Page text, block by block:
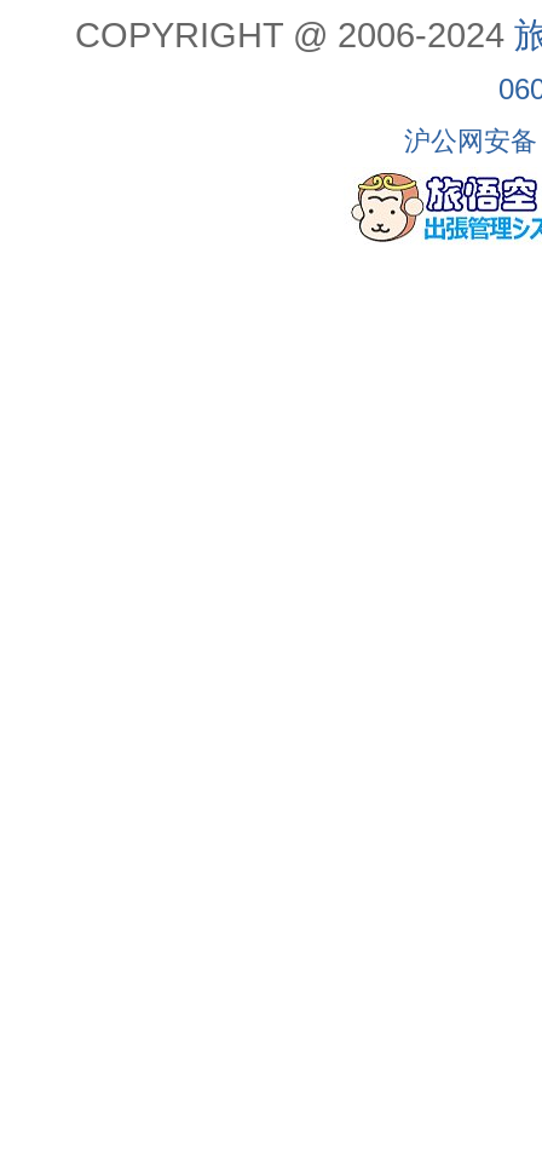
COPYRIGHT @ 2006-2024
沪公网安